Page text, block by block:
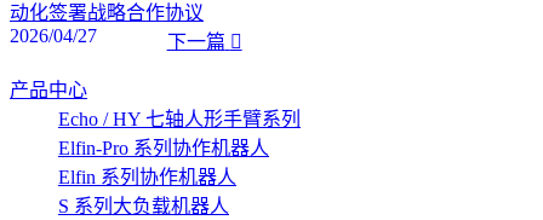
动化签署战略合作协议
2026/04/27
下一篇
产品中心
Echo / HY 七轴人形手臂系列
Elfin-Pro 系列协作机器人
Elfin 系列协作机器人
S 系列大负载机器人